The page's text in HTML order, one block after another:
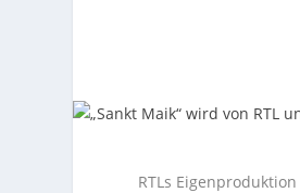
RTLs Eigenproduktion